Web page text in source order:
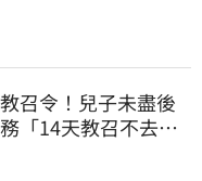
召令！兒子未盡後
「14天教召不去」